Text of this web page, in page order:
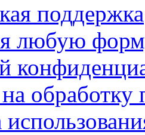
поддержка
любую